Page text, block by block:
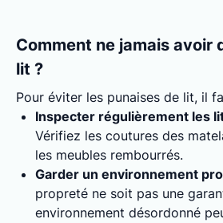
Comment ne jamais avoir
lit ?
Pour éviter les punaises de lit, il
Inspecter régulièrement les
Vérifiez les coutures des
les meubles rembourrés.
Garder un environnement
propreté ne soit pas une
environnement désordonné